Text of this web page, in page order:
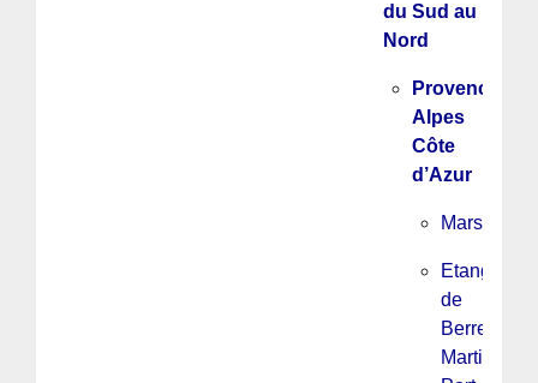
du Sud au
Nord
Provence
Alpes
Côte
d’Azur
Marseille
Etang
de
Berre,
Martigues,